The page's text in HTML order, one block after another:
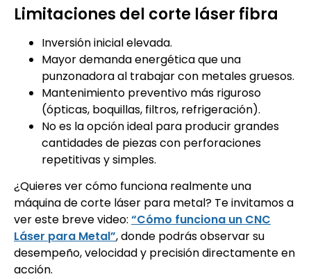
Limitaciones del corte láser fibra
Inversión inicial elevada.
Mayor demanda energética que una
punzonadora al trabajar con metales gruesos.
Mantenimiento preventivo más riguroso
(ópticas, boquillas, filtros, refrigeración).
No es la opción ideal para producir grandes
cantidades de piezas con perforaciones
repetitivas y simples.
¿Quieres ver cómo funciona realmente una
máquina de corte láser para metal? Te invitamos a
ver este breve video: “Cómo funciona un CNC
Láser para Metal”, donde podrás observar su
desempeño, velocidad y precisión directamente en
acción.